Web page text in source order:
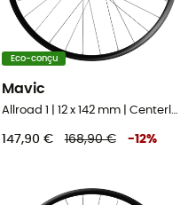
Eco-conçu
Mavic
Allroad 1 | 12 x 142 mm | Centerlock - Roue vélo arrière
147,90 € 168,90 € -12%